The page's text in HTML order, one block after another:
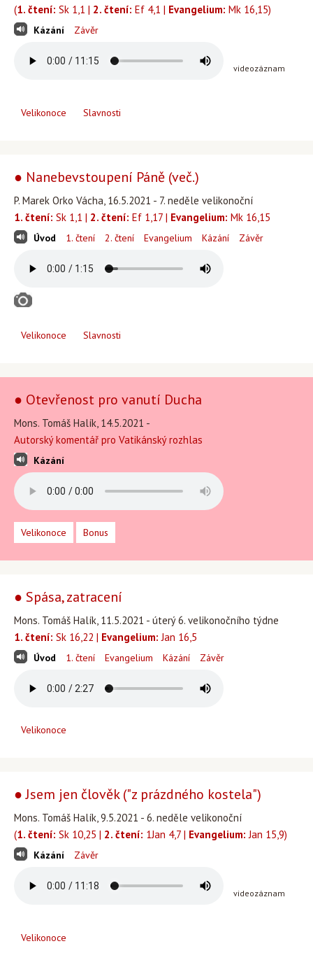
(1. čtení: Sk 1,1 | 2. čtení: Ef 4,1 | Evangelium: Mk 16,15)
Kázání Závěr
videozáznam
Velikonoce Slavnosti
● Nanebevstoupení Páně (več.)
P. Marek Orko Vácha, 16.5.2021 - 7. neděle velikonoční
1. čtení: Sk 1,1 | 2. čtení: Ef 1,17 | Evangelium: Mk 16,15
Úvod 1. čtení 2. čtení Evangelium Kázání Závěr
Velikonoce Slavnosti
● Otevřenost pro vanutí Ducha
Mons. Tomáš Halík, 14.5.2021 -
Autorský komentář pro Vatikánský rozhlas
Kázání
Velikonoce Bonus
● Spása, zatracení
Mons. Tomáš Halík, 11.5.2021 - úterý 6. velikonočního týdne
1. čtení: Sk 16,22 | Evangelium: Jan 16,5
Úvod 1. čtení Evangelium Kázání Závěr
Velikonoce
● Jsem jen člověk ("z prázdného kostela")
Mons. Tomáš Halík, 9.5.2021 - 6. neděle velikonoční
(1. čtení: Sk 10,25 | 2. čtení: 1Jan 4,7 | Evangelium: Jan 15,9)
Kázání Závěr
videozáznam
Velikonoce